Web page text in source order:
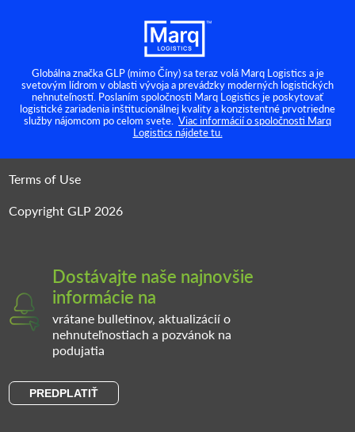
Globálna značka GLP (mimo Číny) sa teraz volá Marq Logistics a je
svetovým lídrom v oblasti vývoja a prevádzky moderných logistických
nehnuteľností. Poslaním spoločnosti Marq Logistics je poskytovať
logistické zariadenia inštitucionálnej kvality a konzistentné prvotriedne
služby nájomcom po celom svete. Viac informácií o spoločnosti Marq
Logistics nájdete tu.
Modern Slavery Act Statement
Privacy Policy
Terms of Use
Copyright GLP 2026
Dostávajte naše najnovšie
informácie na
vrátane bulletinov, aktualizácií o
nehnuteľnostiach a pozvánok na
podujatia
PREDPLATIŤ